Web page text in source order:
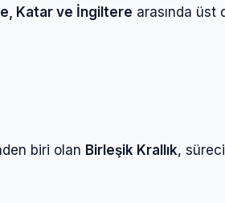
Katar ve İngiltere arasında üst
biri olan Birleşik Krallık,